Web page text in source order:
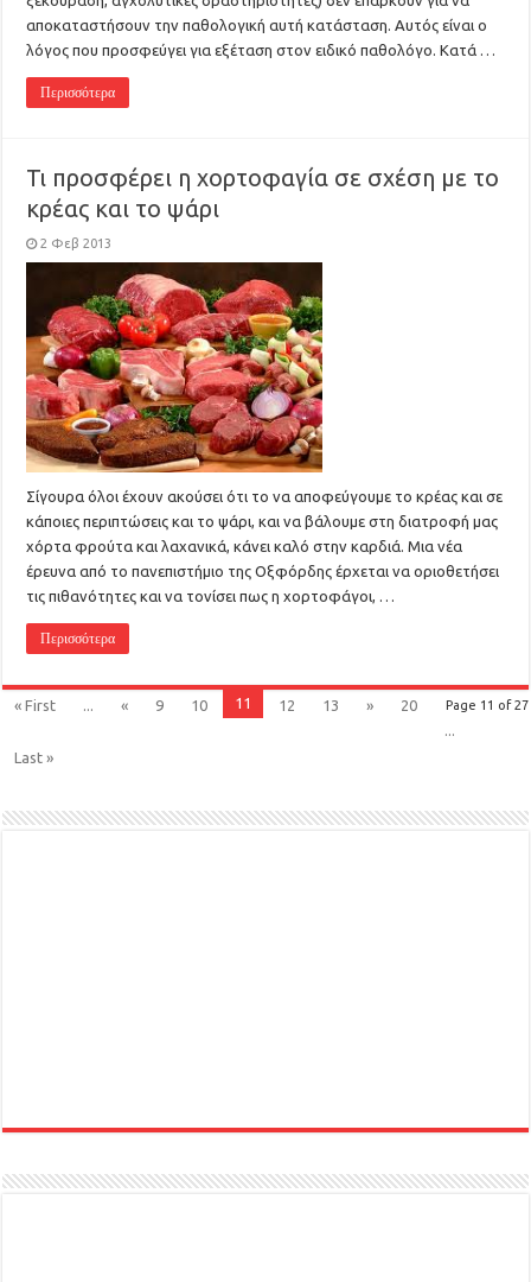
αποκαταστήσουν την παθολογική αυτή κατάσταση. Αυτός είναι ο
λόγος που προσφεύγει για εξέταση στον ειδικό παθολόγο. Κατά …
Περισσότερα
Τι προσφέρει η χορτοφαγία σε σχέση με το
κρέας και το ψάρι
2 Φεβ 2013
Σίγουρα όλοι έχουν ακούσει ότι το να αποφεύγουμε το κρέας και σε
κάποιες περιπτώσεις και το ψάρι, και να βάλουμε στη διατροφή μας
χόρτα φρούτα και λαχανικά, κάνει καλό στην καρδιά. Μια νέα
έρευνα από το πανεπιστήμιο της Οξφόρδης έρχεται να οριοθετήσει
τις πιθανότητες και να τονίσει πως η χορτοφάγοι, …
Περισσότερα
Page 11 of 27
« First ... « 9 10 11 12 13 »
20
...
Last »